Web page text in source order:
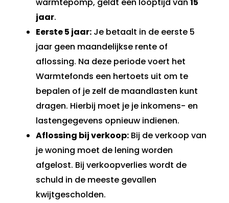
jaar.
Eerste 5 jaar: Je betaalt in de eerste 5
jaar geen maandelijkse rente of
aflossing. Na deze periode voert het
Warmtefonds een hertoets uit om te
bepalen of je zelf de maandlasten kunt
dragen. Hierbij moet je je inkomens- en
lastengegevens opnieuw indienen.
Aflossing bij verkoop: Bij de verkoop van
je woning moet de lening worden
afgelost. Bij verkoopverlies wordt de
schuld in de meeste gevallen
kwijtgescholden.